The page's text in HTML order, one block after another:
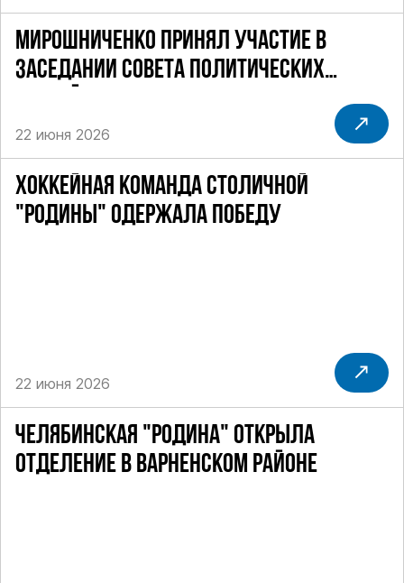
МИРОШНИЧЕНКО ПРИНЯЛ УЧАСТИЕ В
ЗАСЕДАНИИ СОВЕТА ПОЛИТИЧЕСКИХ
22 июня 2026
ХОККЕЙНАЯ КОМАНДА СТОЛИЧНОЙ
"РОДИНЫ" ОДЕРЖАЛА ПОБЕДУ
22 июня 2026
ЧЕЛЯБИНСКАЯ "РОДИНА" ОТКРЫЛА
ОТДЕЛЕНИЕ В ВАРНЕНСКОМ РАЙОНЕ